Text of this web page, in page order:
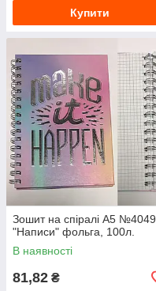
Купити
Зошит на спіралі А5 №4049
"Написи" фольга, 100л.
В наявності
81,82 ₴